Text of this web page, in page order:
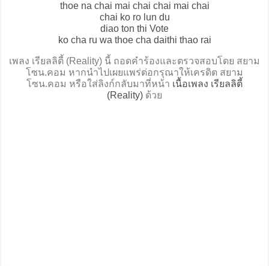
thoe na chai mai chai chai mai chai
chai ko ro lun du
diao ton thi Vote
ko cha ru wa thoe cha daithi thao rai
เพลง เรียลลิตี้ (Reality) นี้ ถอดคำร้องและตรวจสอบโดย สยาม
โซน.คอม หากนำไปเผยแพร่ต่อกรุณาให้เครดิต สยาม
โซน.คอม หรือใส่ลิงก์กลับมาที่หน้า เนื้อเพลง เรียลลิตี้
(Reality) ด้วย